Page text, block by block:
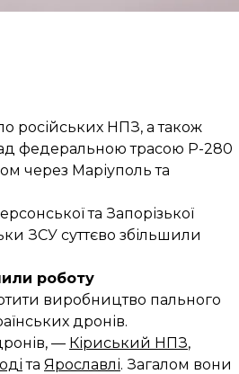
російських НПЗ, а також
федеральною трасою Р-280
через Маріуполь та
та Запорізької
ЗСУ суттєво збільшили
роботу
виробництво пального
дронів.
— Кіриський НПЗ,
та Ярославлі. Загалом вони